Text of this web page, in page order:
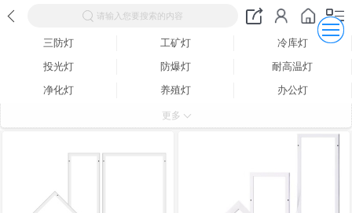
请输入您要搜索的内容
三防灯 工矿灯
冷库灯
投光灯
防爆灯
耐高温灯
净化灯
养殖灯
办公灯
太阳能照明
更多